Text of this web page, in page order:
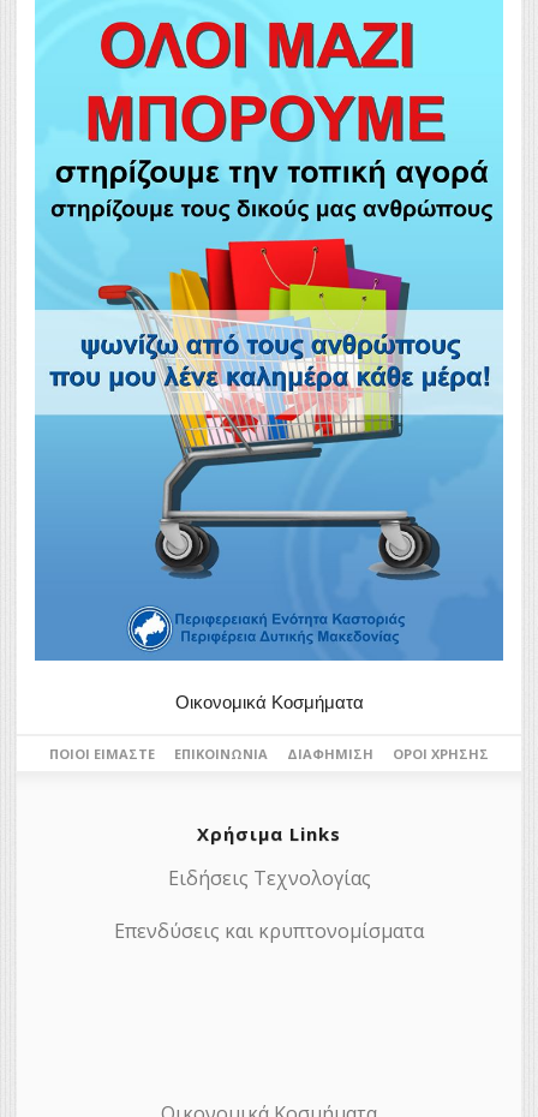
Οικονομικά Κοσμήματα
ΠΟΙΟΙ ΕΊΜΑΣΤΕ ΕΠΙΚΟΙΝΩΝΊΑ ΔΙΑΦΉΜΙΣΗ ΌΡΟΙ ΧΡΉΣΗΣ
Χρήσιμα Links
Ειδήσεις Τεχνολογίας
Επενδύσεις και κρυπτονομίσματα